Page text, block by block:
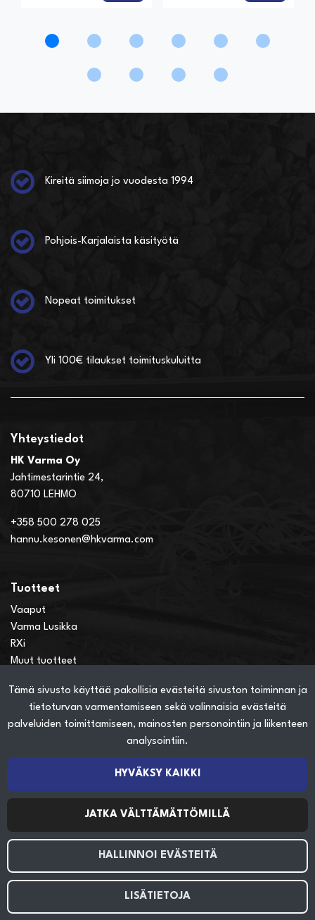
Tämä sivusto käyttää pakollisia evästeitä sivuston toiminnan ja
tietoturvan varmentamiseen sekä valinnaisia evästeitä
palveluiden toimittamiseen, mainosten personointiin ja liikenteen
analysointiin.
HYVÄKSY KAIKKI
JATKA VÄLTTÄMÄTTÖMILLÄ
HALLINNOI EVÄSTEITÄ
LISÄTIETOJA
Kireitä siimoja jo vuodesta 1994
Pohjois-Karjalaista käsityötä
Nopeat toimitukset
Yli 100€ tilaukset toimituskuluitta
Yhteystiedot
HK Varma Oy
Jahtimestarintie 24,
80710 LEHMO
+358 500 278 025
hannu.kesonen@hkvarma.com
Tuotteet
Vaaput
Varma Lusikka
RXi
Muut tuotteet
Verkkokauppainfo
Näin teet ostoksia verkkokaupassa
Tietosuojaseloste
Seuraa sosiaalisessa mediassa